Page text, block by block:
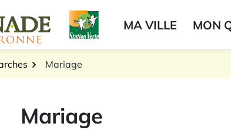
Grenade sur GaronneMA VILLE MON
Mariage
Mariage